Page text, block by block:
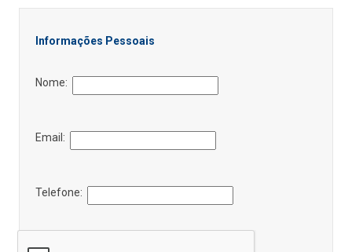
Informações Pessoais
Nome:
Email:
Telefone: